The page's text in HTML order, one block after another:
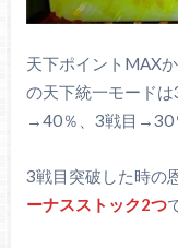
天下ポイントMAX
の天下統一モード
→40％、3戦目→30
3戦目突破した時の
ーナスストック2つ